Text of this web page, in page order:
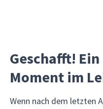
Geschafft!
Moment im
Wenn nach dem letzten